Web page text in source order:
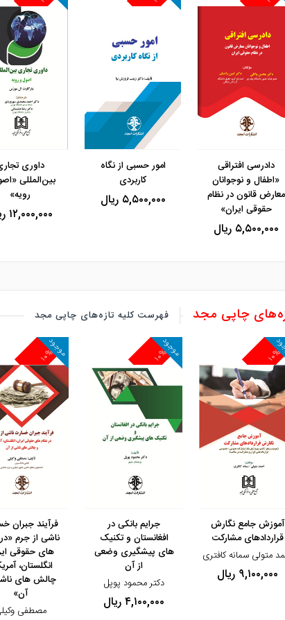
مشاهده و خرید
دادرسی افتراقی
«اطفال و نوجوانان
معارض قانون در نظام
حقوقی ایران»
۵,۵۰۰,۰۰۰ ریال
مشاهده و خرید
امور حسبی از نگاه
کاربردی
۵,۵۰۰,۰۰۰ ریال
داوری
بین‌المللی
رویه»
۱۲,۰۰۰,۰۰۰ ریال
چاپی مجد فهرست کلیه تازه‌های چاپی مجد
مشاهده و خرید
۱۰%
مشاهده و خرید
آموزش جامع نگارش
قراردادهای مشارکت
متولی سمانه کافتری
۹,۱۰۰,۰۰۰ ریال
۱۰%
موجود
مشاهده و خرید
جرایم بانکی در
افغانستان و تکنیک
های پیشگیری وضعی
از آن
دکتر محمود پوپل
۴,۱۰۰,۰۰۰ ریال
۱۰%
موجود
فرآیند جبران
ناشی از جرم
های حقوقی
انگلستان،
چالش های
آن»
مصطفی